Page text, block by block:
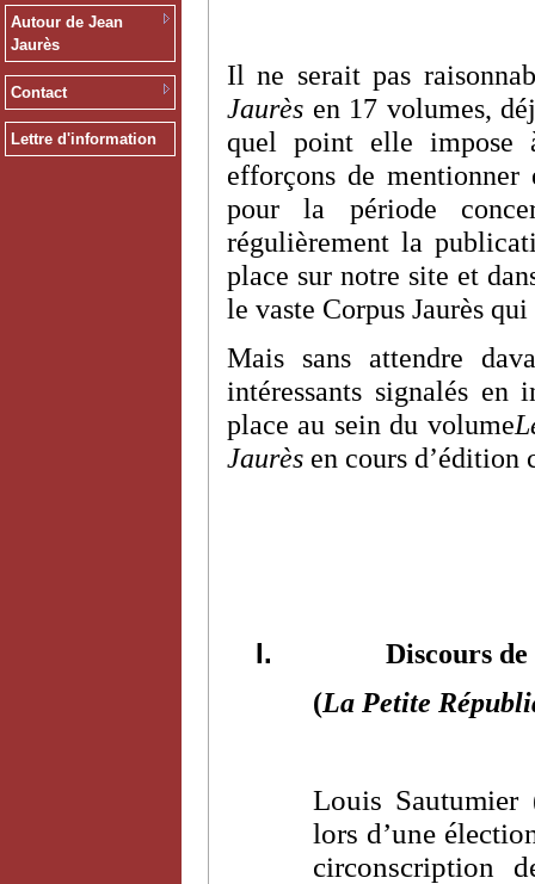
Autour de Jean
Jaurès
Contact
Lettre d'information
Il ne serait pas
Jaurès en 17 volumes,
quel point elle impose
efforçons de mentionner
pour la période
régulièrement la
place sur notre site et
le vaste Corpus Jaurès
Mais sans attendre
intéressants signalés
place au sein du volume
Jaurès en cours d’édition
I.
Discours
(La Petite
Louis Sautumier
lors d’une
circonscription